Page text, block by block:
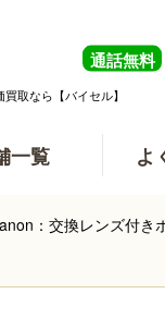
取なら【バイセル】
通話無料
一覧 よ
：交換レンズ付